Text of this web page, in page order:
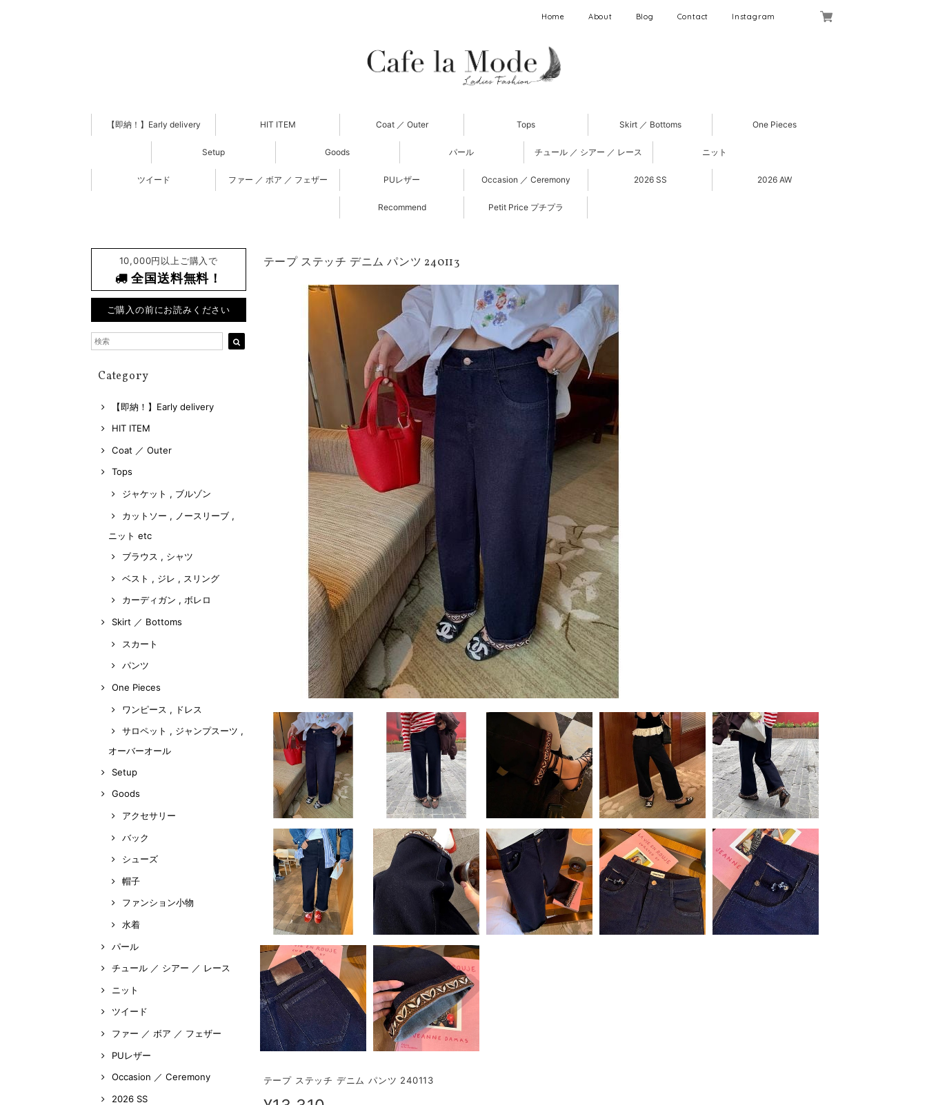
Home About Blog Contact Instagram
【即納！】Early delivery HIT ITEM Coat ／ Outer Tops Skirt ／ Bottoms One Pieces
Setup Goods パール チュール ／ シアー ／ レース ニット
ツイード ファー ／ ボア ／ フェザー PUレザー Occasion ／ Ceremony 2026 SS 2026 AW
Recommend Petit Price プチプラ
10,000円以上ご購入で
全国送料無料！
ご購入の前にお読みください
Category
【即納！】Early delivery
HIT ITEM
Coat ／ Outer
Tops
ジャケット , ブルゾン
カットソー , ノースリーブ ,
ニット etc
ブラウス , シャツ
ベスト , ジレ , スリング
カーディガン , ボレロ
Skirt ／ Bottoms
スカート
パンツ
One Pieces
ワンピース , ドレス
サロペット , ジャンプスーツ ,
オーバーオール
Setup
Goods
アクセサリー
バック
シューズ
帽子
ファンション小物
水着
パール
チュール ／ シアー ／ レース
ニット
ツイード
ファー ／ ボア ／ フェザー
PUレザー
Occasion ／ Ceremony
2026 SS
テープ ステッチ デニム パンツ 240113
テープ ステッチ デニム パンツ 240113